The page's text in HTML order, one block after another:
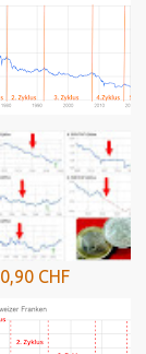
0,90 CHF